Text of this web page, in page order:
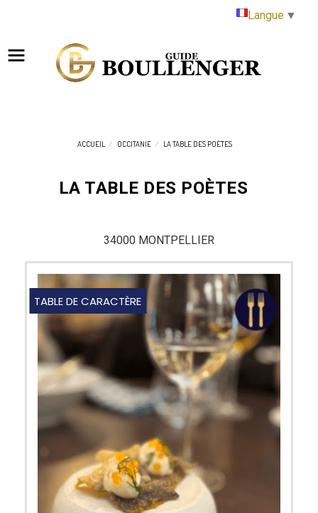
ACCUEIL OCCITANIE LA TABLE DES POÈTES
TABLE DE CARACTÈRE
LA TABLE DES POÈTES
34000 MONTPELLIER
Langue ▼